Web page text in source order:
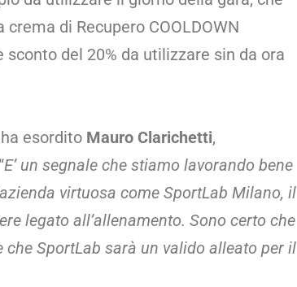
di Recupero COOLDOWN
del 20% da utilizzare sin da ora
esordito Mauro Clarichetti,
E’ un segnale che stiamo lavorando bene
virtuosa come SportLab Milano, il
legato all’allenamento. Sono certo che
SportLab sarà un valido alleato per il